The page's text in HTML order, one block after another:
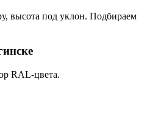
высота под уклон. Подбираем
RAL-цвета.